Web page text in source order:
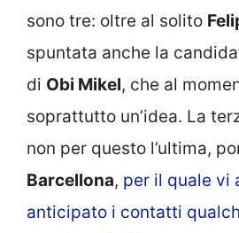
sono tre: oltre al solito
spuntata anche la
di Obi Mikel, che al
soprattutto un’idea. La
non per questo l’ultima,
Barcellona, per il quale vi
anticipato i contatti